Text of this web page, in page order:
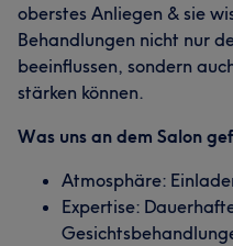
oberstes Anliegen & sie
Behandlungen nicht nur
beeinflussen, sondern
stärken können.
Was uns an dem Salon
Atmosphäre:
Expertise: